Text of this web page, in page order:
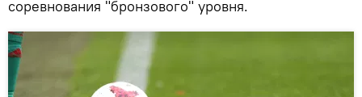
соревнования "бронзового" уровня.